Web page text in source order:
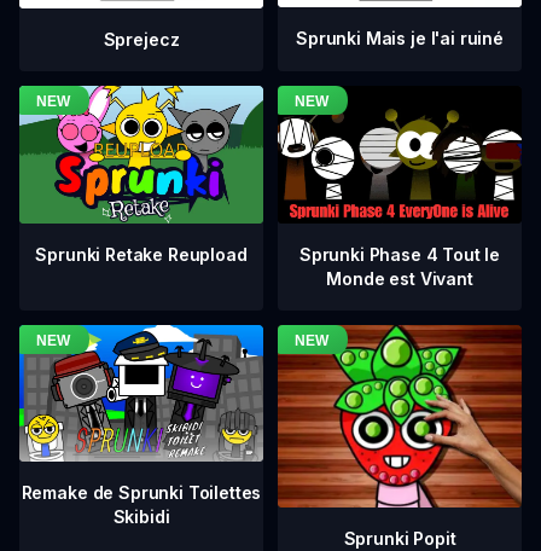
Sprejecz Sprunki Mais je l'ai ruiné
Sprunki Retake Reupload
Sprunki Phase 4 Tout le
Monde est Vivant
Remake de Sprunki Toilettes
Skibidi
Sprunki Popit